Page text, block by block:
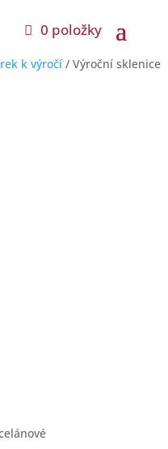
0 položky
k výročí / Výroční sklenice